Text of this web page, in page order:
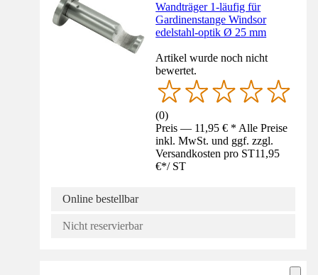
Wandträger 1-läufig für
Gardinenstange Windsor
edelstahl-optik Ø 25 mm
Artikel wurde noch nicht
bewertet.
(0)
Preis — 11,95 € * Alle Preise
inkl. MwSt. und ggf. zzgl.
Versandkosten pro ST11,95
€*/ ST
Online bestellbar
Nicht reservierbar